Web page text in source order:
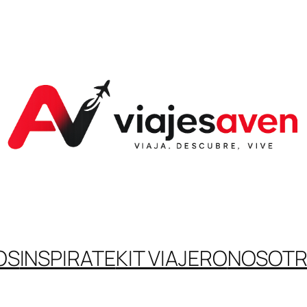
INSPIRATEKIT VIAJERO